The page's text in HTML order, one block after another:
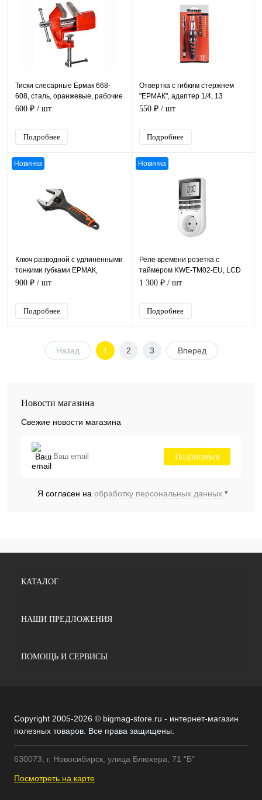
Тиски слесарные Ермак 668-
608, сталь, оранжевые, рабочие
губки 50мм
600 ₽ / шт
Подробнее
Отвертка с гибким стержнем
"ЕРМАК", адаптер 1/4, 13
предметов
550 ₽ / шт
Подробнее
Новинка
Ключ разводной с удлиненными
тонкими губками ЕРМАК,
углеродистая сталь, 150 мм
900 ₽ / шт
Подробнее
Новинка
Реле времени розетка с
таймером KWE-TM02-EU, LCD
дисплей, 10 программ
1 300 ₽ / шт
Подробнее
Назад 1 2 3 Вперед
Новости магазина
Свежие новости магазина
Подписаться
Я согласен на обработку персональных данных.*
КАТАЛОГ
НАШИ ПРЕДЛОЖЕНИЯ
ПОМОЩЬ И СЕРВИСЫ
Copyright 2005-2026 © bigmag-store.ru - интернет-магазин
полезных товаров. Все права защищены.
630073, г. Новосибирск, улица Блюхера, 71 "Б"
Посмотреть на карте